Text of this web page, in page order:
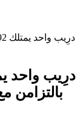
بالتزامن